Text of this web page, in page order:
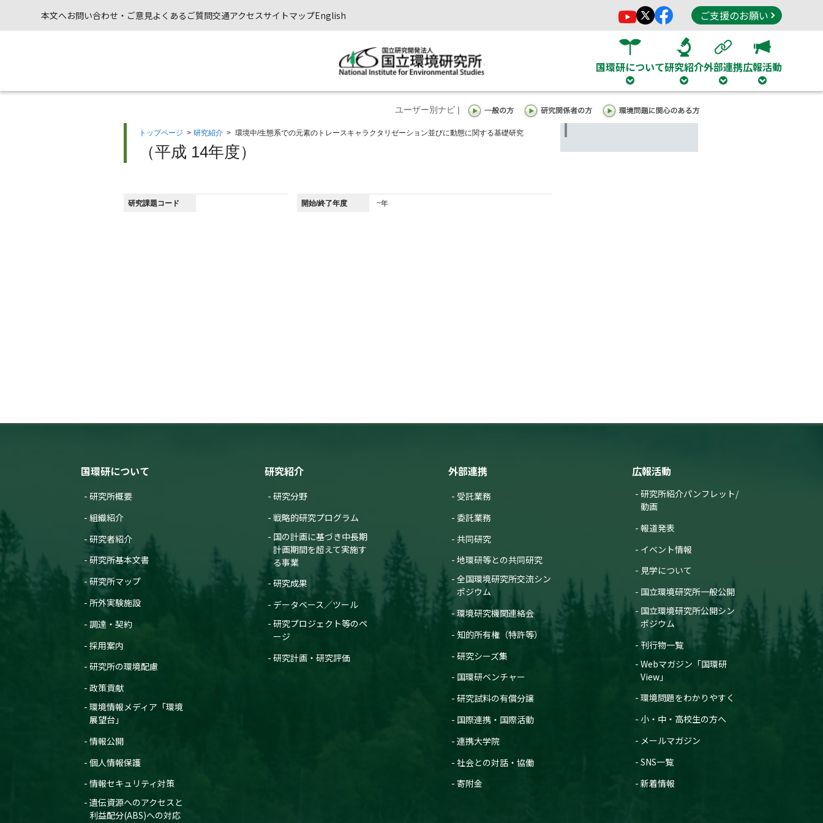
本文へお問い合わせ・ご意見よくあるご質問交通アクセスサイトマップEnglish ご支援のお願い
国環研について研究紹介外部連携広報活動
ユーザー別ナビ |
トップページ > 研究紹介 > 環境中/生態系での元素のトレースキャラクタリゼーション並びに動態に関する基礎研究
（平成 14年度）
研究課題コード 開始/終了年度 ~年
国環研について
研究所概要
組織紹介
研究者紹介
研究所基本文書
研究所マップ
所外実験施設
調達・契約
採用案内
研究所の環境配慮
政策貢献
環境情報メディア「環境
展望台」
情報公開
個人情報保護
情報セキュリティ対策
遺伝資源へのアクセスと
利益配分(ABS)への対応
研究紹介
研究分野
戦略的研究プログラム
国の計画に基づき中長期
計画期間を超えて実施す
る事業
研究成果
データベース／ツール
研究プロジェクト等のペ
ージ
研究計画・研究評価
外部連携
受託業務
委託業務
共同研究
地環研等との共同研究
全国環境研究所交流シン
ポジウム
環境研究機関連絡会
知的所有権（特許等）
研究シーズ集
国環研ベンチャー
研究試料の有償分譲
国際連携・国際活動
連携大学院
社会との対話・協働
寄附金
広報活動
研究所紹介パンフレット/
動画
報道発表
イベント情報
見学について
国立環境研究所一般公開
国立環境研究所公開シン
ポジウム
刊行物一覧
Webマガジン「国環研
View」
環境問題をわかりやすく
小・中・高校生の方へ
メールマガジン
SNS一覧
新着情報